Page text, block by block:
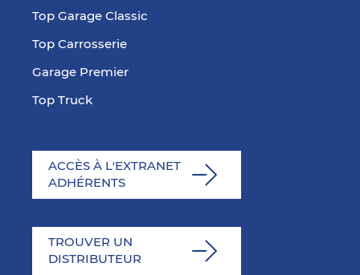
Top Garage Classic
Top Carrosserie
Garage Premier
Top Truck
ACCÈS À L'EXTRANET
ADHÉRENTS
TROUVER UN
DISTRIBUTEUR